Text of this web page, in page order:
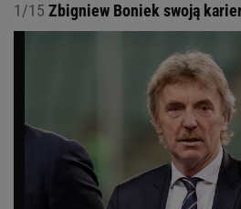
1/15 Zbigniew Boniek swoją